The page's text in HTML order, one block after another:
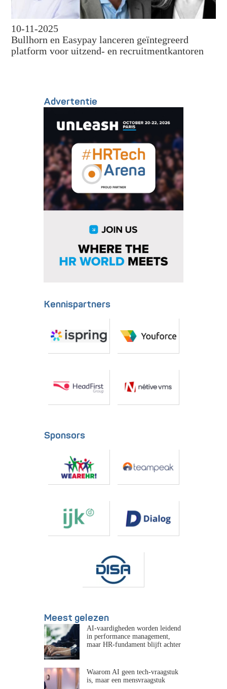
10-11-2025
Bullhorn en Easypay lanceren geïntegreerd
platform voor uitzend- en recruitmentkantoren
Advertentie
Kennispartners
Sponsors
Meest gelezen
AI-vaardigheden worden leidend
in performance management,
maar HR-fundament blijft achter
Waarom AI geen tech-vraagstuk
is, maar een mensvraagstuk